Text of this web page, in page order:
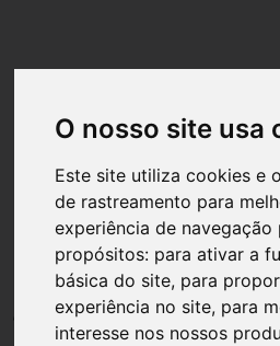
O nosso site usa
Este site utiliza cookies e
de rastreamento para
experiência de navegação
propósitos: para ativar a
básica do site, para
experiência no site, para
interesse nos nossos
Página inicial Noivas
Decoração
#3